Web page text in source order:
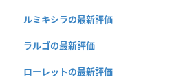
ルミキシラの最新評価
ラルゴの最新評価
ローレットの最新評価